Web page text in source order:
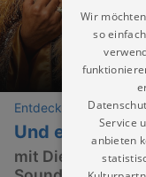
Entdeckungen
Und es war
mit Dieter
Wir
so
Service
anbieten